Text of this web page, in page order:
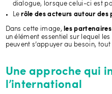
dialogue, lorsque celui-ci est
Lerôle des acteurs autour des
Dans cette image, les
un élément essentiel sur lequel
peuvent s’appuyer au besoin,
Une approche qui
l’international